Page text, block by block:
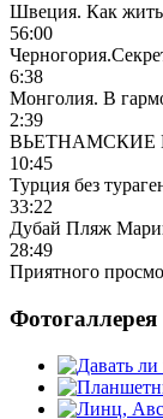
Швеция. Как жить
56:00
6:38
Монголия. В
2:39
10:45
Турция без
33:22
Дубай Пляж
28:49
Приятного
Фотогаллерея